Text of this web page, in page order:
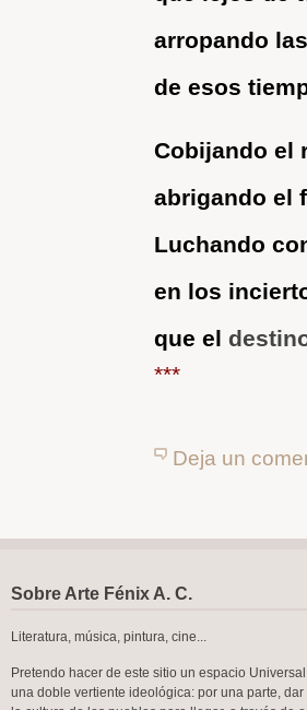
arropando
de esos
Cobijando el
abrigando el
Luchando
en los
que el
***
Deja un
Sobre Arte Fénix A. C.
Literatura, música, pintura, cine...
Pretendo hacer de este sitio un espacio
una doble vertiente ideológica: por una parte, dar